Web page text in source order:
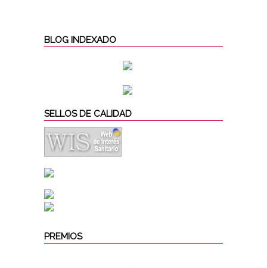
BLOG INDEXADO
SELLOS DE CALIDAD
PREMIOS